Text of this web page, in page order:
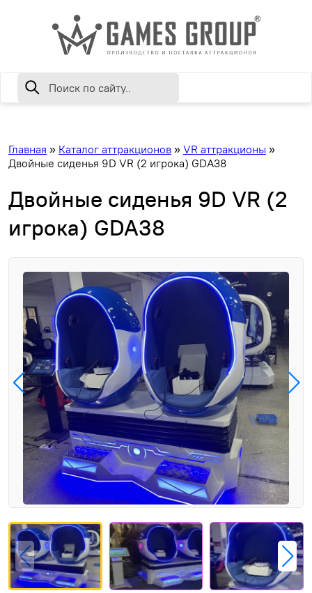
Главная » Каталог аттракционов » VR аттракционы »
Двойные сиденья 9D VR (2 игрока) GDA38
Двойные сиденья 9D VR (2
игрока) GDA38